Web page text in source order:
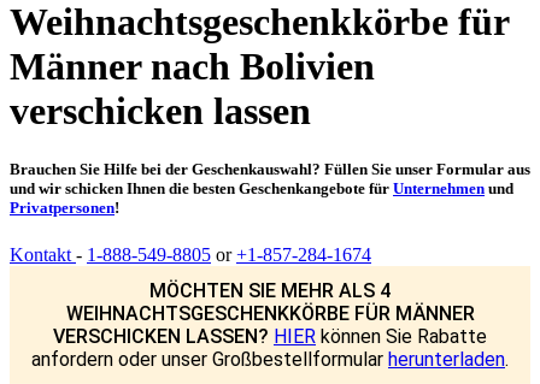
Weihnachtsgeschenkkörbe für
Männer nach Bolivien
verschicken lassen
Brauchen Sie Hilfe bei der Geschenkauswahl? Füllen Sie unser Formular aus
und wir schicken Ihnen die besten Geschenkangebote für Unternehmen und
Privatpersonen!
Kontakt - 1-888-549-8805 or+1-857-284-1674
MÖCHTEN SIE MEHR ALS 4
WEIHNACHTSGESCHENKKÖRBE FÜR MÄNNER
VERSCHICKEN LASSEN? HIER können Sie Rabatte
anfordern oder unser Großbestellformular herunterladen.